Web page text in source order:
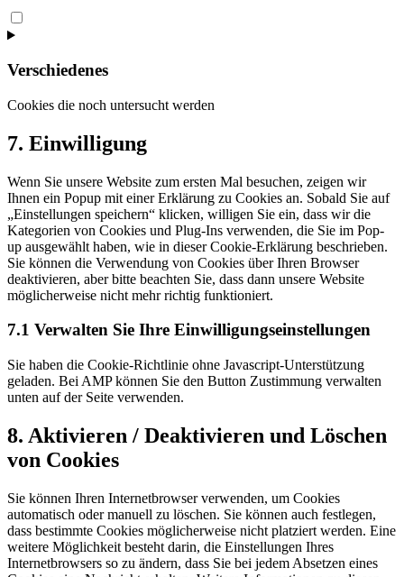
Consent
to
instagram
Verschiedenes
Cookies die noch untersucht werden
Consent
to
verschiedenes
7. Einwilligung
Wenn Sie unsere Website zum ersten Mal besuchen, zeigen wir
Ihnen ein Popup mit einer Erklärung zu Cookies an. Sobald Sie auf
„Einstellungen speichern“ klicken, willigen Sie ein, dass wir die
Kategorien von Cookies und Plug-Ins verwenden, die Sie im Pop-
up ausgewählt haben, wie in dieser Cookie-Erklärung beschrieben.
Sie können die Verwendung von Cookies über Ihren Browser
deaktivieren, aber bitte beachten Sie, dass dann unsere Website
möglicherweise nicht mehr richtig funktioniert.
7.1 Verwalten Sie Ihre Einwilligungseinstellungen
Sie haben die Cookie-Richtlinie ohne Javascript-Unterstützung
geladen. Bei AMP können Sie den Button Zustimmung verwalten
unten auf der Seite verwenden.
8. Aktivieren / Deaktivieren und Löschen
von Cookies
Sie können Ihren Internetbrowser verwenden, um Cookies
automatisch oder manuell zu löschen. Sie können auch festlegen,
dass bestimmte Cookies möglicherweise nicht platziert werden. Eine
weitere Möglichkeit besteht darin, die Einstellungen Ihres
Internetbrowsers so zu ändern, dass Sie bei jedem Absetzen eines